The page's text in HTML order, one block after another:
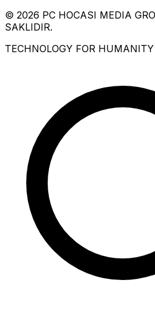
© 2026 PC HOCASI MEDIA
SAKLIDIR.
TECHNOLOGY FOR HUMANITY